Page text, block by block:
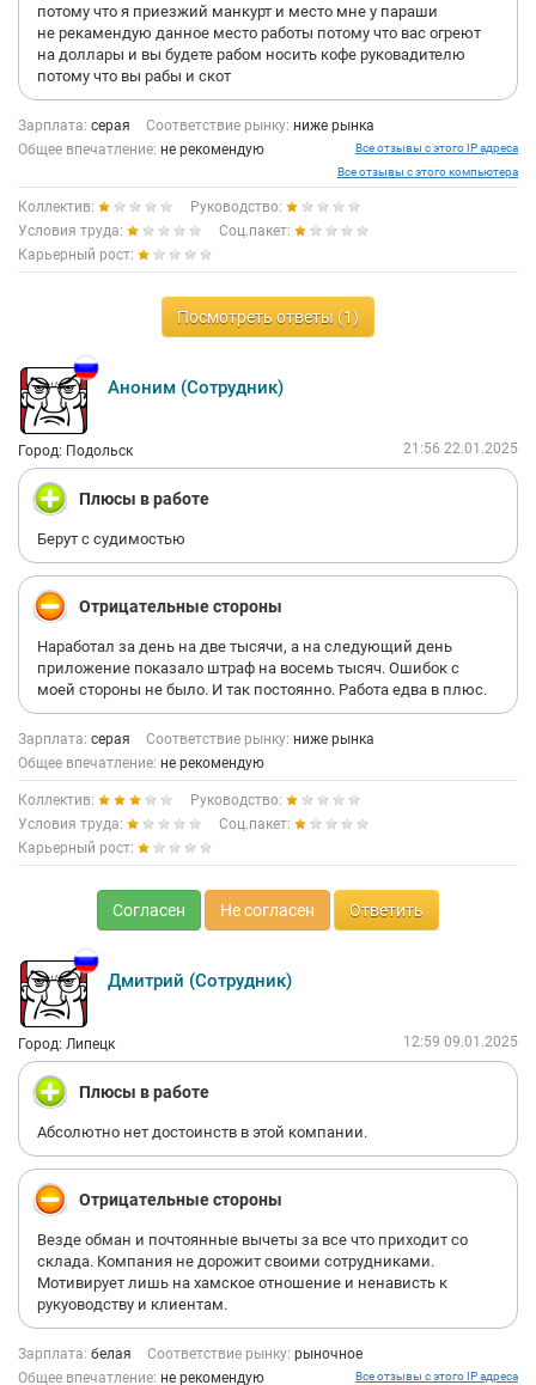
потому что я приезжий манкурт и место мне у параши
не рекамендую данное место работы потому что вас огреют
на доллары и вы будете рабом носить кофе руковадителю
потому что вы рабы и скот
Зарплата: серая Соответствие рынку: ниже рынка
Общее впечатление: не рекомендую
Все отзывы с этого IP адреса
Все отзывы с этого компьютера
Коллектив:
Руководство:
Условия труда:
Соц.пакет:
Карьерный рост:
Посмотреть ответы (1)
Аноним (Сотрудник)
Город: Подольск 21:56 22.01.2025
Плюсы в работе
Берут с судимостью
Отрицательные стороны
Наработал за день на две тысячи, а на следующий день
приложение показало штраф на восемь тысяч. Ошибок с
моей стороны не было. И так постоянно. Работа едва в плюс.
Зарплата: серая Соответствие рынку: ниже рынка
Общее впечатление: не рекомендую
Коллектив:
Руководство:
Условия труда:
Соц.пакет:
Карьерный рост:
Согласен Не согласен Ответить
Дмитрий (Сотрудник)
Город: Липецк 12:59 09.01.2025
Плюсы в работе
Абсолютно нет достоинств в этой компании.
Отрицательные стороны
Везде обман и почтоянные вычеты за все что приходит со
склада. Компания не дорожит своими сотрудниками.
Мотивирует лишь на хамское отношение и ненависть к
рукуоводству и клиентам.
Зарплата: белая Соответствие рынку: рыночное
Общее впечатление: не рекомендую Все отзывы с этого IP адреса